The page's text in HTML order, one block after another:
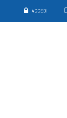
ACCEDI